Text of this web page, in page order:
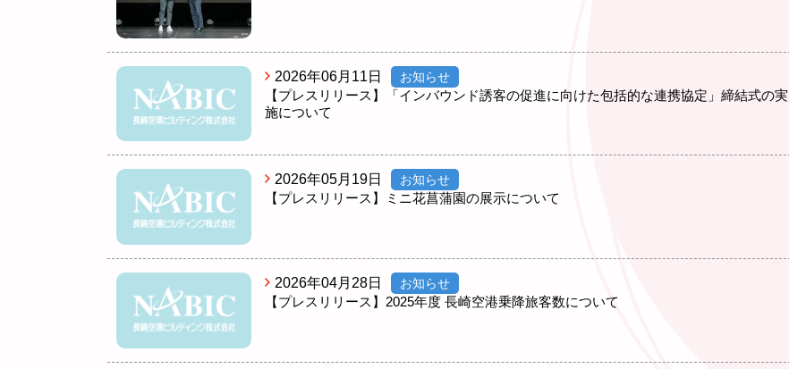
2026年06月11日 お知らせ
【プレスリリース】「インバウンド誘客の促進に向けた包括的な連携協定」締結式の実
施について
2026年05月19日 お知らせ
【プレスリリース】ミニ花菖蒲園の展示について
2026年04月28日 お知らせ
【プレスリリース】2025年度 長崎空港乗降旅客数について